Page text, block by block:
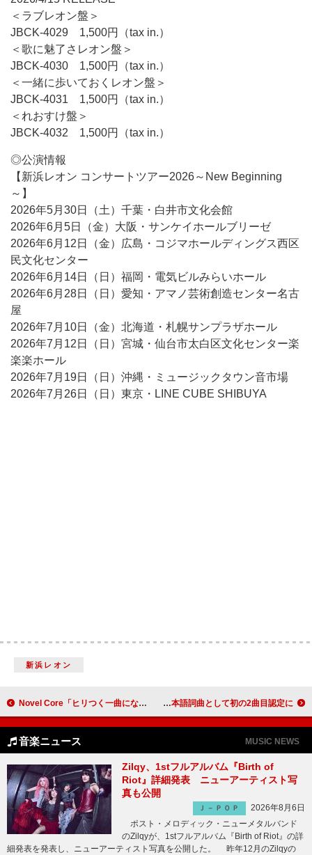
＜ラブレオン盤＞
JBCK-4029 1,500円（tax in.）
＜歌に魅了さレオン盤＞
JBCK-4030 1,500円（tax in.）
＜一緒に歩いておくレオン盤＞
JBCK-4031 1,500円（tax in.）
＜れおすけ盤＞
JBCK-4032 1,500円（tax in.）
◎公演情報
【新浜レオン コンサートツアー2026～New Beginning
～】
2026年5月30日（土）千葉・白井市文化会館
2026年6月5日（金）大阪・サンケイホールブリーゼ
2026年6月12日（金）広島・コジマホールディングス西区
民文化センター
2026年6月14日（日）福岡・電気ビルみらいホール
2026年6月28日（日）愛知・アマノ芸術創造センター名古
屋
2026年7月10日（金）北海道・札幌サンプラザホール
2026年7月12日（日）宮城・仙台市太白区文化センター楽
楽楽ホール
2026年7月19日（日）沖縄・ミュージックタウン音市場
2026年7月26日（日）東京・LINE CUBE SHIBUYA
新浜レオン
Novel Core「ヒリつく一曲になったと思います」、アニメ『刃牙道』EDテーマを担当＆メインPV解禁 Creepy Nuts、「オトノケ」がRIAAゴールド達成 日本アーティストの日本語詞曲として初の2曲目認定に
音楽ニュース MUSIC NEWS
Zilqy、1stフルアルバム『Birth of
Riot』詳細発表 ニューアーティスト写
真も公開
Ｊ－ＰＯＰ
2026年8月6日
ポスト・メロディック・ニューメタルバンド
のZilqyが、1stフルアルバム『Birth of Riot』の詳
細発表を発表し、ニューアーティスト写真を公開した。 昨年12月のZilqyの